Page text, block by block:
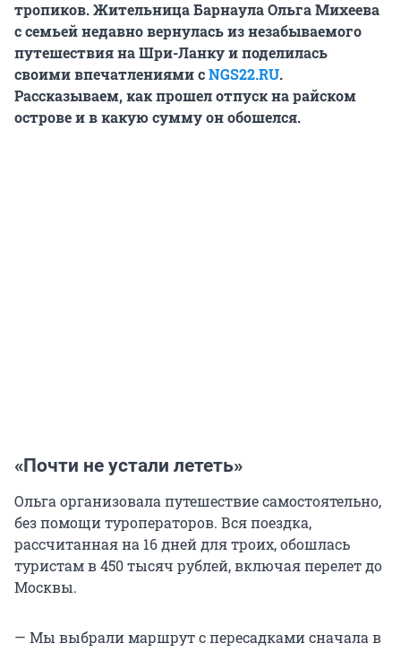
тропиков. Жительница Барнаула Ольга Михеева
с семьей недавно вернулась из незабываемого
путешествия на Шри-Ланку и поделилась
своими впечатлениями сNGS22.RU.
Рассказываем, как прошел отпуск на райском
острове и в какую сумму он обошелся.
«Почти не устали лететь»
Ольга организовала путешествие самостоятельно,
без помощи туроператоров. Вся поездка,
рассчитанная на 16 дней для троих, обошлась
туристам в450 тысяч рублей, включая перелет до
Москвы.
— Мы выбрали маршрут с пересадками сначала в